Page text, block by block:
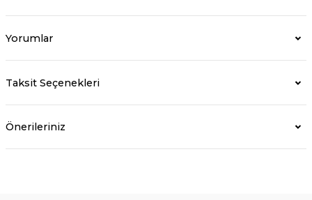
Yorumlar
Taksit Seçenekleri
Önerileriniz